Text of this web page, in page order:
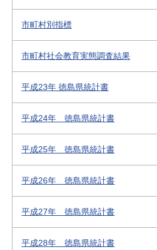
市町村別指標
市町村社会教育実態調査結果
平成23年 徳島県統計書
平成24年 徳島県統計書
平成25年 徳島県統計書
平成26年 徳島県統計書
平成27年 徳島県統計書
平成28年 徳島県統計書